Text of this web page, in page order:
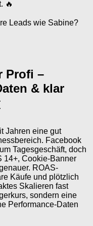
🔥
Leads wie Sabine?
Profi –
& klar
Jahren eine gut
Facebook
Tagesgeschäft, doch
14+, Cookie-Banner
ROAS-
Käufe und plötzlich
Skalieren fast
sondern eine
Performance-Daten